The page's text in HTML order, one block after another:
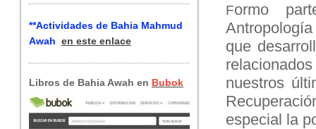
**Actividades de Bahia Mahmud
Awah en este enlace
Libros de Bahia Awah en Bubok
Formo
que
nuestros
especial la